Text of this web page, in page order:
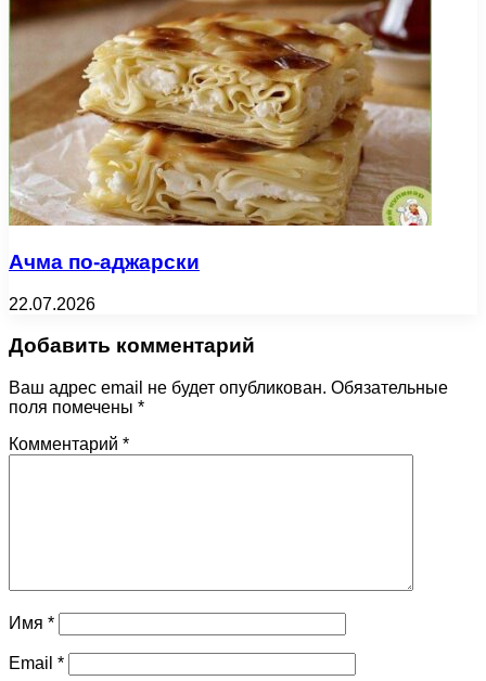
Ачма по-аджарски
22.07.2026
Добавить комментарий
Ваш адрес email не будет опубликован. Обязательные
поля помечены *
Комментарий *
Имя *
Email *